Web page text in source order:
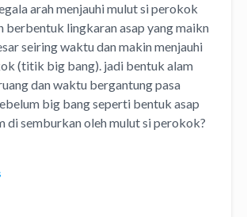
arah menjauhi mulut si perokok
berbentuk lingkaran asap yang maikn
seiring waktu dan makin menjauhi
(titik big bang). jadi bentuk alam
dan waktu bergantung pasa
big bang seperti bentuk asap
di semburkan oleh mulut si perokok?